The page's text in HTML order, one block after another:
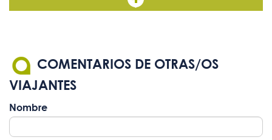
COMENTARIOS DE OTRAS/OS
VIAJANTES
Nombre